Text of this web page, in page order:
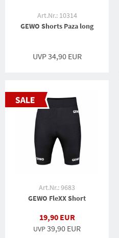
Art.Nr.: 10314
GEWO Shorts Paza long
UVP 34,90 EUR
Art.Nr.: 9683
GEWO FleXX Short
19,90 EUR
UVP39,90 EUR